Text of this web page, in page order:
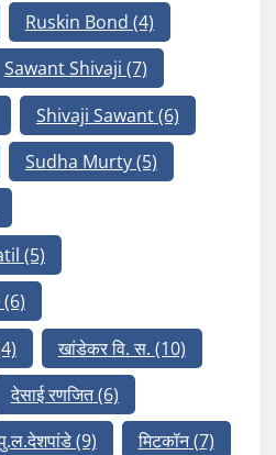
Ruskin Bond (4)
Sawant Shivaji (7)
Shivaji Sawant(6)
Sudha Murty(5)
(5)
(6)
खांडेकर वि. स. (10)
देसाई रणजित(6)
(9) मिटकॉन(7)